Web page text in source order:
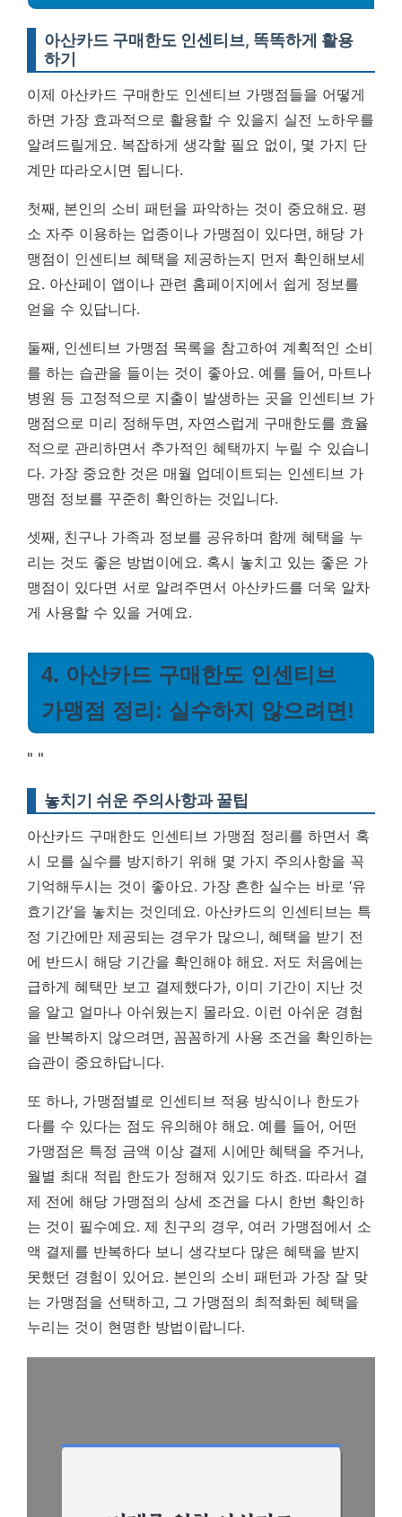
아산카드 구매한도 인센티브, 똑똑하게 활용
하기
이제 아산카드 구매한도 인센티브 가맹점들을 어떻게
하면 가장 효과적으로 활용할 수 있을지 실전 노하우를
알려드릴게요. 복잡하게 생각할 필요 없이, 몇 가지 단
계만 따라오시면 됩니다.
첫째, 본인의 소비 패턴을 파악하는 것이 중요해요. 평
소 자주 이용하는 업종이나 가맹점이 있다면, 해당 가
맹점이 인센티브 혜택을 제공하는지 먼저 확인해보세
요. 아산페이 앱이나 관련 홈페이지에서 쉽게 정보를
얻을 수 있답니다.
둘째, 인센티브 가맹점 목록을 참고하여 계획적인 소비
를 하는 습관을 들이는 것이 좋아요. 예를 들어, 마트나
병원 등 고정적으로 지출이 발생하는 곳을 인센티브 가
맹점으로 미리 정해두면, 자연스럽게 구매한도를 효율
적으로 관리하면서 추가적인 혜택까지 누릴 수 있습니
다. 가장 중요한 것은 매월 업데이트되는 인센티브 가
맹점 정보를 꾸준히 확인하는 것입니다.
셋째, 친구나 가족과 정보를 공유하며 함께 혜택을 누
리는 것도 좋은 방법이에요. 혹시 놓치고 있는 좋은 가
맹점이 있다면 서로 알려주면서 아산카드를 더욱 알차
게 사용할 수 있을 거예요.
4. 아산카드 구매한도 인센티브
가맹점 정리: 실수하지 않으려면!
" "
놓치기 쉬운 주의사항과 꿀팁
아산카드 구매한도 인센티브 가맹점 정리를 하면서 혹
시 모를 실수를 방지하기 위해 몇 가지 주의사항을 꼭
기억해두시는 것이 좋아요. 가장 흔한 실수는 바로 ‘유
효기간’을 놓치는 것인데요. 아산카드의 인센티브는 특
정 기간에만 제공되는 경우가 많으니, 혜택을 받기 전
에 반드시 해당 기간을 확인해야 해요. 저도 처음에는
급하게 혜택만 보고 결제했다가, 이미 기간이 지난 것
을 알고 얼마나 아쉬웠는지 몰라요. 이런 아쉬운 경험
을 반복하지 않으려면, 꼼꼼하게 사용 조건을 확인하는
습관이 중요하답니다.
또 하나, 가맹점별로 인센티브 적용 방식이나 한도가
다를 수 있다는 점도 유의해야 해요. 예를 들어, 어떤
가맹점은 특정 금액 이상 결제 시에만 혜택을 주거나,
월별 최대 적립 한도가 정해져 있기도 하죠. 따라서 결
제 전에 해당 가맹점의 상세 조건을 다시 한번 확인하
는 것이 필수예요. 제 친구의 경우, 여러 가맹점에서 소
액 결제를 반복하다 보니 생각보다 많은 혜택을 받지
못했던 경험이 있어요. 본인의 소비 패턴과 가장 잘 맞
는 가맹점을 선택하고, 그 가맹점의 최적화된 혜택을
누리는 것이 현명한 방법이랍니다.